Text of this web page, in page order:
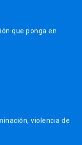
que ponga en
violencia de